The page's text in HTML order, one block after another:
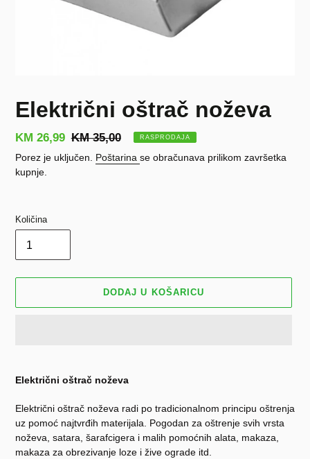
Električni oštrač noževa
Prodajna
cijena
KM 26,99 Redovna
cijena
KM 35,00 RASPRODAJA
Porez je uključen. Poštarina se obračunava prilikom završetka
kupnje.
Količina
DODAJ U KOŠARICU
proizvoda
košaricu
Električni oštrač noževa
Električni oštrač noževa radi po tradicionalnom principu oštrenja
uz pomoć najtvrđih materijala. Pogodan za oštrenje svih vrsta
noževa, satara, šarafcigera i malih pomoćnih alata, makaza,
makaza za obrezivanje loze i žive ograde itd.